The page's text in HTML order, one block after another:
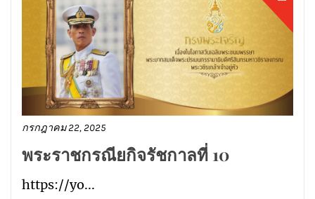
กรกฎาคม 22, 2025
พระราชกรณียกิจรัชกาลที่ 10
https://yo...